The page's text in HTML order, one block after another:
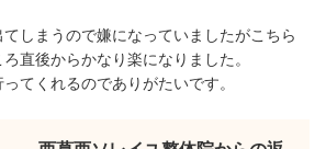
しまうので嫌になっていましたがこちら
直後からかなり楽になりました。
てくれるのでありがたいです。